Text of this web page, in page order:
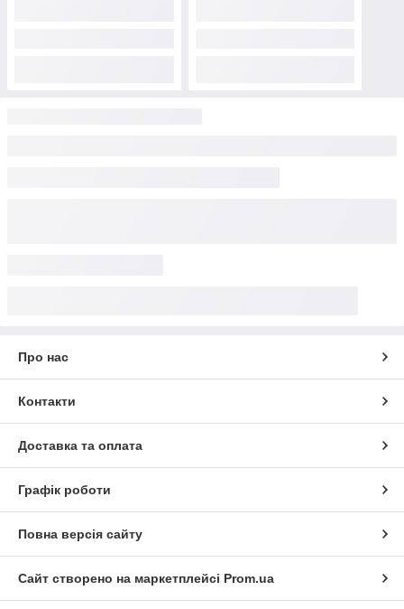
Про нас
Контакти
Доставка та оплата
Графік роботи
Повна версія сайту
Сайт створено на маркетплейсі Prom.ua